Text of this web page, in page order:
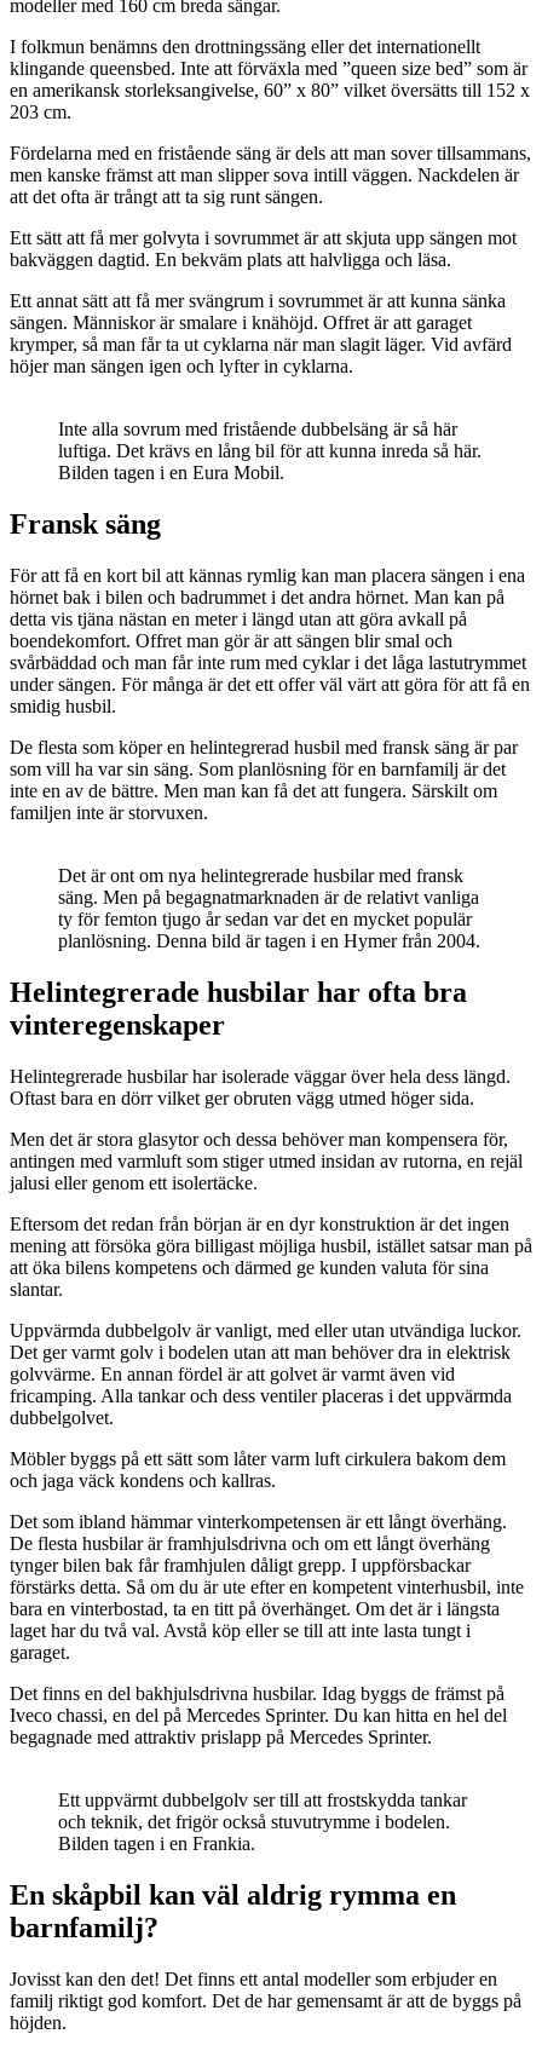
modeller med 160 cm breda sängar.
I folkmun benämns den drottningssäng eller det internationellt
klingande queensbed. Inte att förväxla med ”queen size bed” som är
en amerikansk storleksangivelse, 60” x 80” vilket översätts till 152 x
203 cm.
Fördelarna med en fristående säng är dels att man sover tillsammans,
men kanske främst att man slipper sova intill väggen. Nackdelen är
att det ofta är trångt att ta sig runt sängen.
Ett sätt att få mer golvyta i sovrummet är att skjuta upp sängen mot
bakväggen dagtid. En bekväm plats att halvligga och läsa.
Ett annat sätt att få mer svängrum i sovrummet är att kunna sänka
sängen. Människor är smalare i knähöjd. Offret är att garaget
krymper, så man får ta ut cyklarna när man slagit läger. Vid avfärd
höjer man sängen igen och lyfter in cyklarna.
Inte alla sovrum med fristående dubbelsäng är så här
luftiga. Det krävs en lång bil för att kunna inreda så här.
Bilden tagen i en Eura Mobil.
Fransk säng
För att få en kort bil att kännas rymlig kan man placera sängen i ena
hörnet bak i bilen och badrummet i det andra hörnet. Man kan på
detta vis tjäna nästan en meter i längd utan att göra avkall på
boendekomfort. Offret man gör är att sängen blir smal och
svårbäddad och man får inte rum med cyklar i det låga lastutrymmet
under sängen. För många är det ett offer väl värt att göra för att få en
smidig husbil.
De flesta som köper en helintegrerad husbil med fransk säng är par
som vill ha var sin säng. Som planlösning för en barnfamilj är det
inte en av de bättre. Men man kan få det att fungera. Särskilt om
familjen inte är storvuxen.
Det är ont om nya helintegrerade husbilar med fransk
säng. Men på begagnatmarknaden är de relativt vanliga
ty för femton tjugo år sedan var det en mycket populär
planlösning. Denna bild är tagen i en Hymer från 2004.
Helintegrerade husbilar har ofta bra
vinteregenskaper
Helintegrerade husbilar har isolerade väggar över hela dess längd.
Oftast bara en dörr vilket ger obruten vägg utmed höger sida.
Men det är stora glasytor och dessa behöver man kompensera för,
antingen med varmluft som stiger utmed insidan av rutorna, en rejäl
jalusi eller genom ett isolertäcke.
Eftersom det redan från början är en dyr konstruktion är det ingen
mening att försöka göra billigast möjliga husbil, istället satsar man på
att öka bilens kompetens och därmed ge kunden valuta för sina
slantar.
Uppvärmda dubbelgolv är vanligt, med eller utan utvändiga luckor.
Det ger varmt golv i bodelen utan att man behöver dra in elektrisk
golvvärme. En annan fördel är att golvet är varmt även vid
fricamping. Alla tankar och dess ventiler placeras i det uppvärmda
dubbelgolvet.
Möbler byggs på ett sätt som låter varm luft cirkulera bakom dem
och jaga väck kondens och kallras.
Det som ibland hämmar vinterkompetensen är ett långt överhäng.
De flesta husbilar är framhjulsdrivna och om ett långt överhäng
tynger bilen bak får framhjulen dåligt grepp. I uppförsbackar
förstärks detta. Så om du är ute efter en kompetent vinterhusbil, inte
bara en vinterbostad, ta en titt på överhänget. Om det är i längsta
laget har du två val. Avstå köp eller se till att inte lasta tungt i
garaget.
Det finns en del bakhjulsdrivna husbilar. Idag byggs de främst på
Iveco chassi, en del på Mercedes Sprinter. Du kan hitta en hel del
begagnade med attraktiv prislapp på Mercedes Sprinter.
Ett uppvärmt dubbelgolv ser till att frostskydda tankar
och teknik, det frigör också stuvutrymme i bodelen.
Bilden tagen i en Frankia.
En skåpbil kan väl aldrig rymma en
barnfamilj?
Jovisst kan den det! Det finns ett antal modeller som erbjuder en
familj riktigt god komfort. Det de har gemensamt är att de byggs på
höjden.